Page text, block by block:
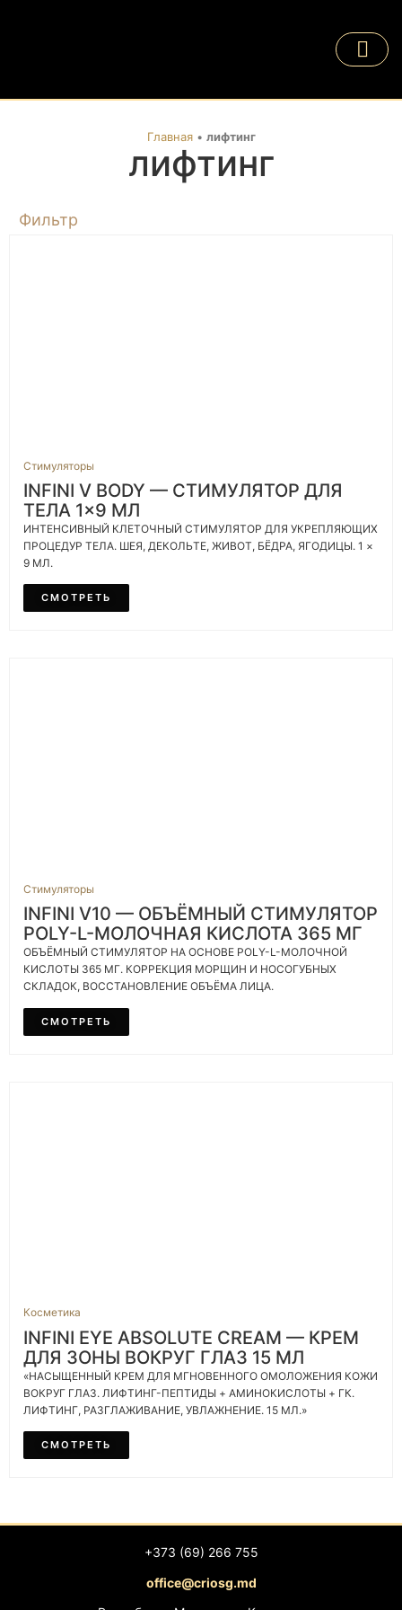
Главная• лифтинг
лифтинг
Фильтр
Стимуляторы
INFINI V BODY — СТИМУЛЯТОР ДЛЯ
ТЕЛА 1×9 МЛ
ИНТЕНСИВНЫЙ КЛЕТОЧНЫЙ СТИМУЛЯТОР ДЛЯ УКРЕПЛЯЮЩИХ
ПРОЦЕДУР ТЕЛА. ШЕЯ, ДЕКОЛЬТЕ, ЖИВОТ, БЁДРА, ЯГОДИЦЫ. 1 ×
9 МЛ.
СМОТРЕТЬ
Стимуляторы
INFINI V10 — ОБЪЁМНЫЙ СТИМУЛЯТОР
POLY-L-МОЛОЧНАЯ КИСЛОТА 365 МГ
ОБЪЁМНЫЙ СТИМУЛЯТОР НА ОСНОВЕ POLY-L-МОЛОЧНОЙ
КИСЛОТЫ 365 МГ. КОРРЕКЦИЯ МОРЩИН И НОСОГУБНЫХ
СКЛАДОК, ВОССТАНОВЛЕНИЕ ОБЪЁМА ЛИЦА.
СМОТРЕТЬ
Косметика
INFINI EYE ABSOLUTE CREAM — КРЕМ
ДЛЯ ЗОНЫ ВОКРУГ ГЛАЗ 15 МЛ
«НАСЫЩЕННЫЙ КРЕМ ДЛЯ МГНОВЕННОГО ОМОЛОЖЕНИЯ КОЖИ
ВОКРУГ ГЛАЗ. ЛИФТИНГ-ПЕПТИДЫ + АМИНОКИСЛОТЫ + ГК.
ЛИФТИНГ, РАЗГЛАЖИВАНИЕ, УВЛАЖНЕНИЕ. 15 МЛ.»
СМОТРЕТЬ
+373 (69) 266 755
office@criosg.md